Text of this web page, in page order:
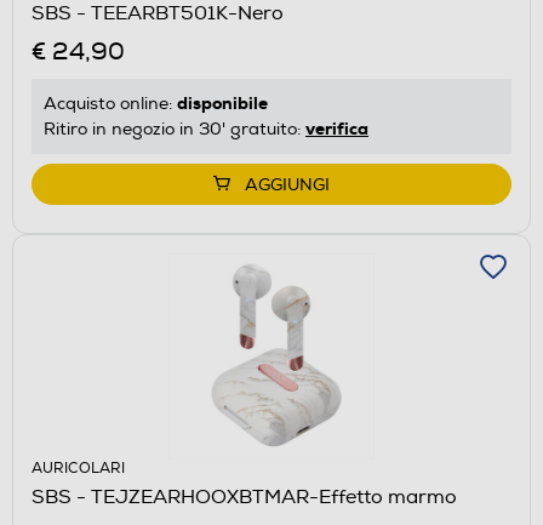
SBS - TEEARBT501K-Nero
€ 24,90
Acquisto online: disponibile
Ritiro in negozio in 30' gratuito: verifica
AGGIUNGI
AURICOLARI
SBS - TEJZEARHOOXBTMAR-Effetto marmo